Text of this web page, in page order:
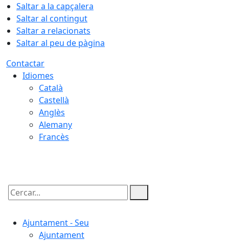
Saltar a la capçalera
Saltar al contingut
Saltar a relacionats
Saltar al peu de pàgina
Contactar
Idiomes
Català
Castellà
Anglès
Alemany
Francès
Cercar:
Ajuntament - Seu
Ajuntament